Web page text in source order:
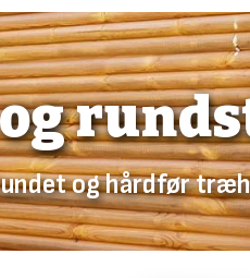
og hårdfør